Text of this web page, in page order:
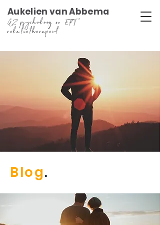
Aukelien van Abbema
GZ psycholoog en EFT
relatietherapeut
Blog.